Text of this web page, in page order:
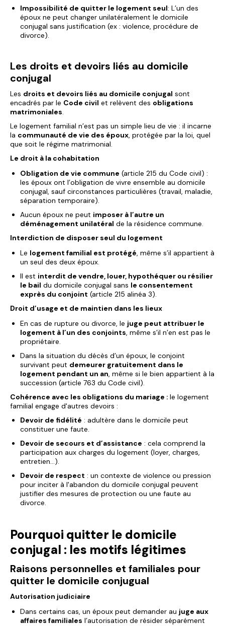
Impossibilité de quitter le logement seul: L’un des
époux ne peut changer unilatéralement le domicile
conjugal sans justification (ex : violence, procédure de
divorce).
Les droits et devoirs liés au domicile
conjugal
Les droits et devoirs liés au domicile conjugal sont
encadrés par le Code civil et relèvent des obligations
matrimoniales.
Le logement familial n’est pas un simple lieu de vie : il incarne
la communauté de vie des époux, protégée par la loi, quel
que soit le régime matrimonial.
Le droit à la cohabitation
Obligation de vie commune (article 215 du Code civil) :
les époux ont l’obligation de vivre ensemble au domicile
conjugal, sauf circonstances particulières (travail, maladie,
séparation temporaire).
Aucun époux ne peut imposer à l’autre un
déménagement unilatéral de la résidence commune.
Interdiction de disposer seul du logement
Le logement familial est protégé, même s’il appartient à
un seul des deux époux.
Il est interdit de vendre, louer, hypothéquer ou résilier
le bail du domicile conjugal sans le consentement
exprès du conjoint (article 215 alinéa 3).
Droit d’usage et de maintien dans les lieux
En cas de rupture ou divorce, le juge peut attribuer le
logement à l’un des conjoints, même s’il n’en est pas le
propriétaire.
Dans la situation du décès d’un époux, le conjoint
survivant peut demeurer gratuitement dans le
logement pendant un an, même si le bien appartient à la
succession (article 763 du Code civil).
Cohérence avec les obligations du mariage : le logement
familial engage d'autres devoirs :
Devoir de fidélité : adultère dans le domicile peut
constituer une faute.
Devoir de secours et d’assistance : cela comprend la
participation aux charges du logement (loyer, charges,
entretien…).
Devoir de respect : un contexte de violence ou pression
pour inciter à l'abandon du domicile conjugal peuvent
justifier des mesures de protection ou une faute au
divorce.
Pourquoi quitter le domicile
conjugal : les motifs légitimes
Raisons personnelles et familiales pour
quitter le domicile conjugual
Autorisation judiciaire
Dans certains cas, un époux peut demander au juge aux
affaires familiales l’autorisation de résider séparément